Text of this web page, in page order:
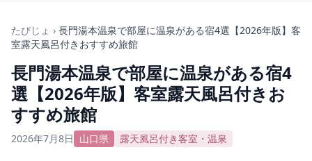
たびじょ › 長門湯本温泉で部屋に温泉がある宿4選【2026年版】客
室露天風呂付きおすすめ旅館
長門湯本温泉で部屋に温泉がある宿4
選【2026年版】客室露天風呂付きお
すすめ旅館
2026年7月8日 山口県 露天風呂付き客室・温泉